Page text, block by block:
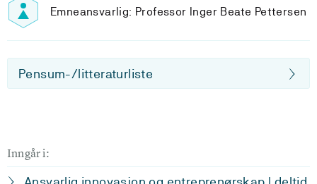
Emneansvarlig: Professor Inger Beate Pettersen
Pensum-/litteraturliste
Inngår i: